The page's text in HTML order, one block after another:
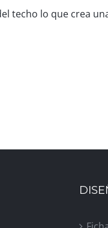
techo lo que crea